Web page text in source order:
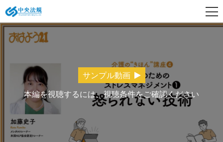
サンプル動画
本編を視聴するには、視聴条件をご確認ください